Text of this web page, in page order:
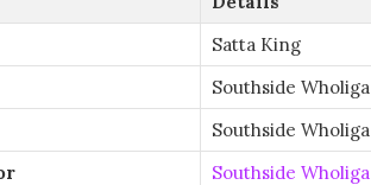
Satta King
Southside
Southside
Southside